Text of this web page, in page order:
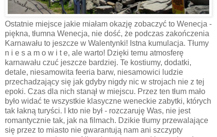
Ostatnie miejsce jakie miałam okazję zobaczyć to Wenecja -
piękna, tłumna Wenecja, nie dość, że podczas zakończenia
Karnawału to jeszcze w Walentynki! Istna kumulacja. Tłumy
n i e s a m o w i t e, ale warto! Dzięki temu atmosferę
karnawału czuć jeszcze bardziej. Te kostiumy, dodatki,
detale, niesamowita feeria barw, niesamowici ludzie
przechadzający się jak gdyby nigdy nic w strojach nie z tej
epoki. Czas dla nich stanął w miejscu. Przez ten tłum mało
było widać te wszystkie klasyczne weneckie zabytki, których
tak łakną turyści. I kto nie był - rozczaruję Was, nie jest
romantycznie tak, jak na filmach. Dzikie tłumy przewalające
się przez to miasto nie gwarantują nam ani szczypty